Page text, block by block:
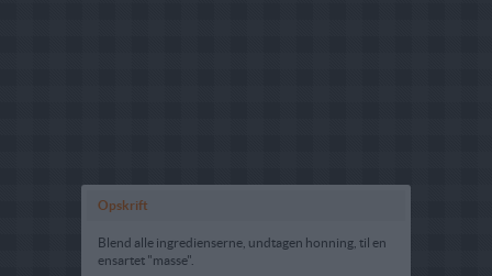
Opskrift
Blend alle ingredienserne, undtagen honning, til en
ensartet "masse".